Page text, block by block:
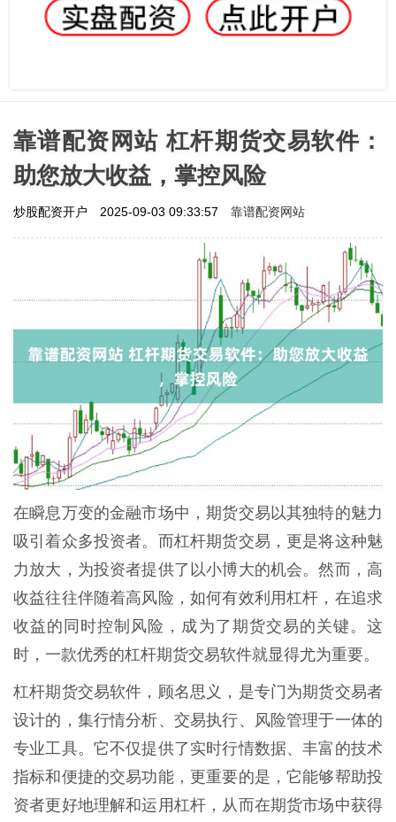
靠谱配资网站 杠杆期货交易软件：
助您放大收益，掌控风险
炒股配资开户 2025-09-03 09:33:57 靠谱配资网站
在瞬息万变的金融市场中，期货交易以其独特的魅力
吸引着众多投资者。而杠杆期货交易，更是将这种魅
力放大，为投资者提供了以小博大的机会。然而，高
收益往往伴随着高风险，如何有效利用杠杆，在追求
收益的同时控制风险，成为了期货交易的关键。这
时，一款优秀的杠杆期货交易软件就显得尤为重要。
杠杆期货交易软件，顾名思义，是专门为期货交易者
设计的，集行情分析、交易执行、风险管理于一体的
专业工具。它不仅提供了实时行情数据、丰富的技术
指标和便捷的交易功能，更重要的是，它能够帮助投
资者更好地理解和运用杠杆，从而在期货市场中获得